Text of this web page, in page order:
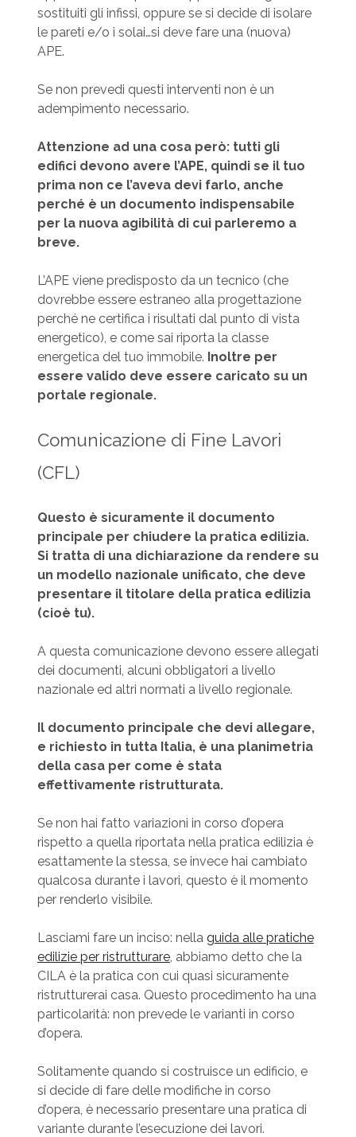
sostituiti gli infissi, oppure se si decide di isolare
le pareti e/o i solai…si deve fare una (nuova)
APE.
Se non prevedi questi interventi non è un
adempimento necessario.
Attenzione ad una cosa però: tutti gli
edifici devono avere l’APE, quindi se il tuo
prima non ce l’aveva devi farlo, anche
perché è un documento indispensabile
per la nuova agibilità di cui parleremo a
breve.
L’APE viene predisposto da un tecnico (che
dovrebbe essere estraneo alla progettazione
perché ne certifica i risultati dal punto di vista
energetico), e come sai riporta la classe
energetica del tuo immobile. Inoltre per
essere valido deve essere caricato su un
portale regionale.
Comunicazione di Fine Lavori
(CFL)
Questo è sicuramente il documento
principale per chiudere la pratica edilizia.
Si tratta di una dichiarazione da rendere su
un modello nazionale unificato, che deve
presentare il titolare della pratica edilizia
(cioè tu).
A questa comunicazione devono essere allegati
dei documenti, alcuni obbligatori a livello
nazionale ed altri normati a livello regionale.
Il documento principale che devi allegare,
e richiesto in tutta Italia, è una planimetria
della casa per come è stata
effettivamente ristrutturata.
Se non hai fatto variazioni in corso d’opera
rispetto a quella riportata nella pratica edilizia è
esattamente la stessa, se invece hai cambiato
qualcosa durante i lavori, questo è il momento
per renderlo visibile.
Lasciami fare un inciso: nella guida alle pratiche
edilizie per ristrutturare, abbiamo detto che la
CILA è la pratica con cui quasi sicuramente
ristrutturerai casa. Questo procedimento ha una
particolarità: non prevede le varianti in corso
d’opera.
Solitamente quando si costruisce un edificio, e
si decide di fare delle modifiche in corso
d’opera, è necessario presentare una pratica di
variante durante l’esecuzione dei lavori.